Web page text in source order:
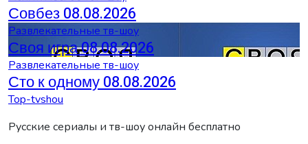
Совбез 08.08.2026
Развлекательные тв-шоу
Своя игра 08.08.2026
Развлекательные тв-шоу
Сто к одному 08.08.2026
Top-tvshou
Русские сериалы и тв-шоу онлайн бесплатно